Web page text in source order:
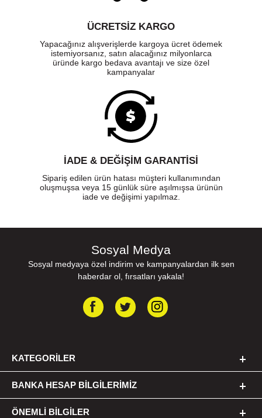
ÜCRETSIZ KARGO
Yapacağınız alışverişlerde kargoya ücret ödemek
istemiyorsanız, satın alacağınız milyonlarca
üründe kargo bedava avantajı ve size özel
kampanyalar
İADE & DEĞİŞİM GARANTİSİ
Sipariş edilen ürün hatası müşteri kullanımından
oluşmuşsa veya 15 günlük süre aşılmışsa ürünün
iade ve değişimi yapılmaz.
Sosyal Medya
Sosyal medyaya özel indirim ve kampanyalardan ilk sen
haberdar ol, fırsatları yakala!
KATEGORILER
BANKA HESAP BILGILERIMIZ
ÖNEMLI BILGILER